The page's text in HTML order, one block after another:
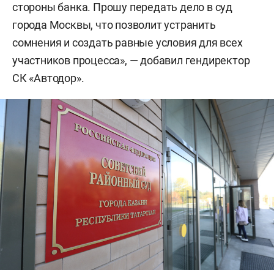
стороны банка. Прошу передать дело в суд
города Москвы, что позволит устранить
сомнения и создать равные условия для всех
участников процесса», — добавил гендиректор
СК «Автодор».